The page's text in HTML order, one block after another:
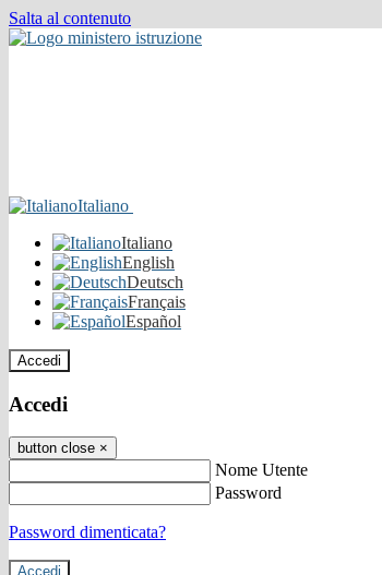
Salta al contenuto
Italiano
Italiano
English
Deutsch
Français
Español
Accedi
Accedi
button close ×
Nome Utente
Password
Password dimenticata?